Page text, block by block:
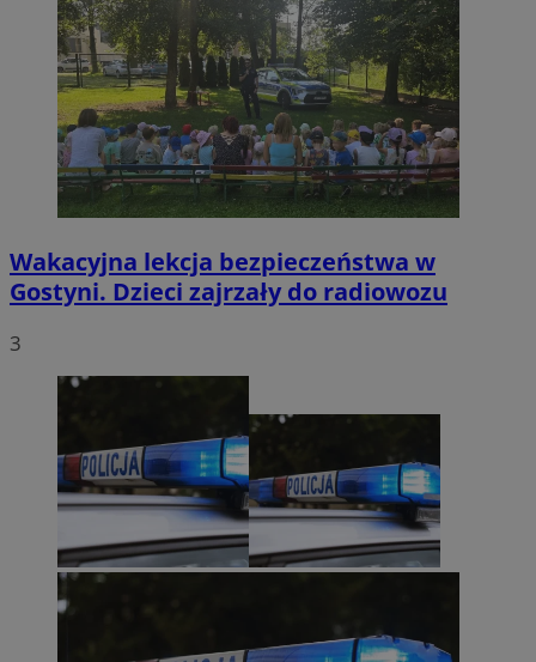
Wakacyjna lekcja bezpieczeństwa w
Gostyni. Dzieci zajrzały do radiowozu
3